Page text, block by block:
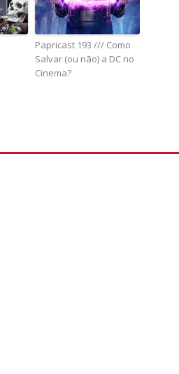
Papricast 193 /// Como
Salvar (ou não) a DC no
Cinema?